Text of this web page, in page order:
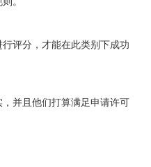
评分，才能在此类别下成功
并且他们打算满足申请许可